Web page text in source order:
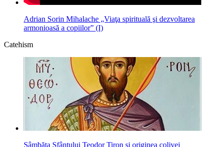
Adrian Sorin Mihalache „Viaţa spirituală şi dezvoltarea
armonioasă a copiilor” (I)
Catehism
Sâmbăta Sfântului Teodor Tiron și originea colivei